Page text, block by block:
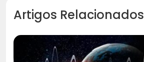
Artigos Relacionados